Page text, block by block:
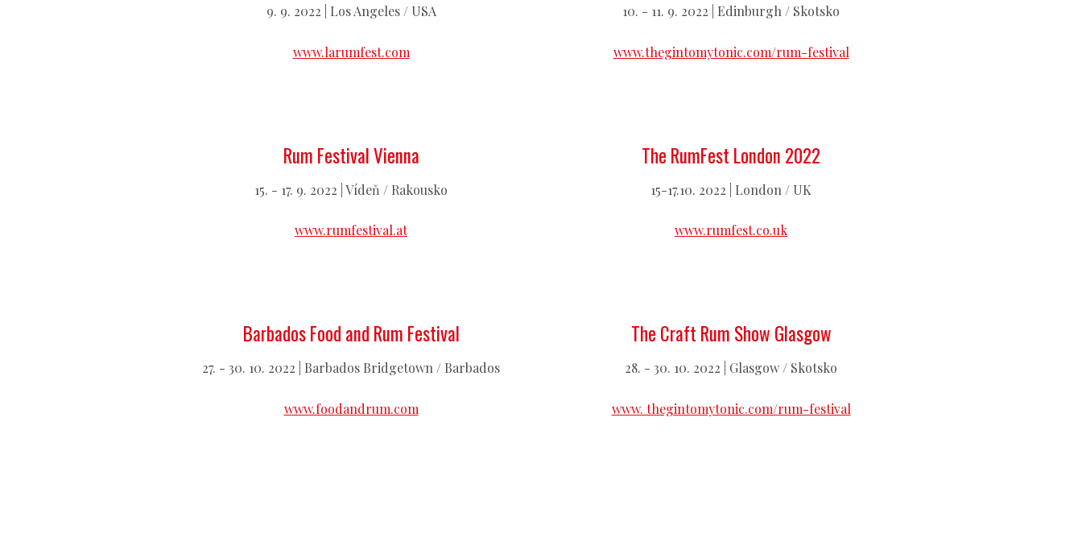
9. 9. 2022 | Los Angeles / USA
www.larumfest.com
10. - 11. 9. 2022 | Edinburgh / Skotsko
www.thegintomytonic.com/rum-festival
Rum Festival Vienna
15. - 17. 9. 2022 | Vídeň / Rakousko
www.rumfestival.at
The RumFest London 2022
15-17.10. 2022 | London / UK
www.rumfest.co.uk
Barbados Food and Rum Festival
27. - 30. 10. 2022 | Barbados Bridgetown / Barbados
www.foodandrum.com
The Craft Rum Show Glasgow
28. - 30. 10. 2022 | Glasgow / Skotsko
www. thegintomytonic.com/rum-festival